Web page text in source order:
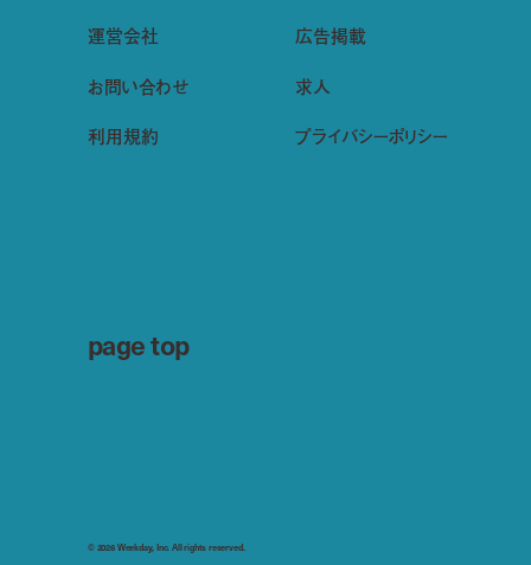
運営会社
広告掲載
お問い合わせ
求人
利用規約 プライバシーポリシー
page top
© 2026 Weekday, Inc. All rights reserved.